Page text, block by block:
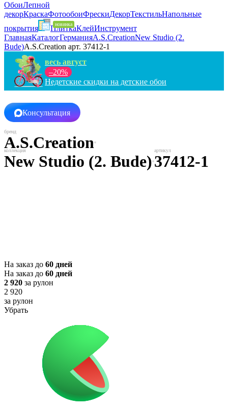
ОбоиЛепной
декорКраскаФотообоиФрескиДекорТекстильНапольные
покрытия
ПлиткаКлейИнструмент
ГлавнаяКаталогГерманияA.S.CreationNew Studio (2.
Bude)A.S.Creation арт. 37412-1
весь август
–20%
Недетские скидки на детские обои
Консультация
A.S.Creation
New Studio (2. Bude)37412-1
На заказ до 60 дней
На заказ до 60 дней
2 920 за рулон
2 920
за рулон
Убрать